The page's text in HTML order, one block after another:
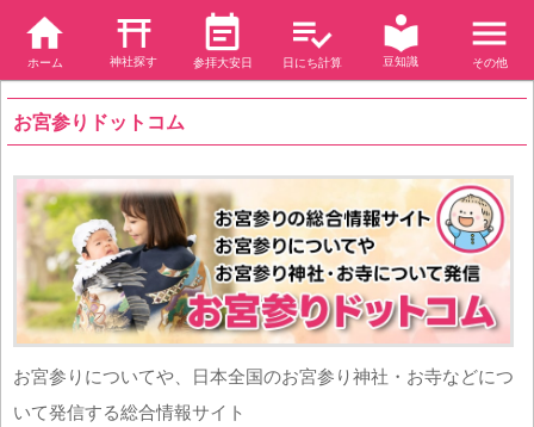
ホーム 神社探す 参拝大安日 日にち計算 豆知識 その他
お宮参りドットコム
お宮参りについてや、日本全国のお宮参り神社・お寺などにつ
いて発信する総合情報サイト